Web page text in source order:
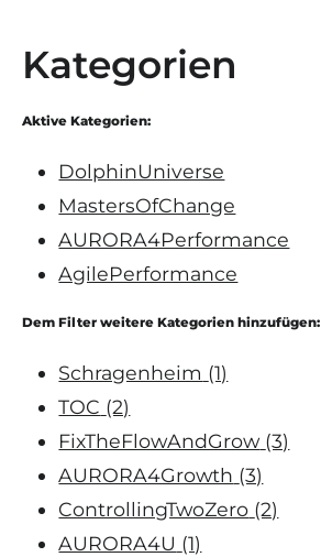
Kategorien
Aktive Kategorien:
DolphinUniverse
MastersOfChange
AURORA4Performance
AgilePerformance
Dem Filter weitere Kategorien hinzufügen:
Schragenheim (1)
TOC (2)
FixTheFlowAndGrow (3)
AURORA4Growth (3)
ControllingTwoZero (2)
AURORA4U (1)